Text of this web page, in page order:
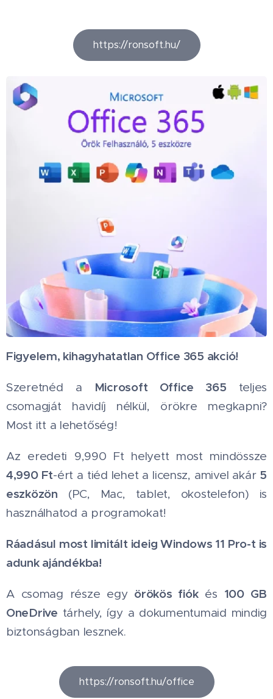
https://ronsoft.hu/
Figyelem, kihagyhatatlan Office 365 akció!
Szeretnéd a Microsoft Office 365 teljes
csomagját havidíj nélkül, örökre megkapni?
Most itt a lehetőség!
Az eredeti 9,990 Ft helyett most mindössze
4,990 Ft-ért a tiéd lehet a licensz, amivel akár 5
eszközön (PC, Mac, tablet, okostelefon) is
használhatod a programokat!
Ráadásul most limitált ideig Windows 11 Pro-t is
adunk ajándékba!
A csomag része egy örökös fiókés 100 GB
OneDrive tárhely, így a dokumentumaid mindig
biztonságban lesznek.
https://ronsoft.hu/office